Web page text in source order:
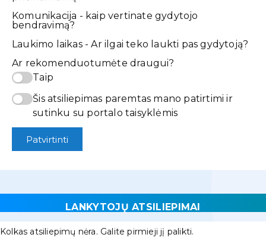
Komunikacija - kaip vertinate gydytojo
bendravimą?
Laukimo laikas - Ar ilgai teko laukti pas gydytoją?
Ar rekomenduotumėte draugui?
Taip
Šis atsiliepimas paremtas mano patirtimi ir
sutinku su portalo taisyklėmis
Patvirtinti
LANKYTOJŲ ATSILIEPIMAI
Kolkas atsiliepimų nėra. Galite pirmieji jį palikti.